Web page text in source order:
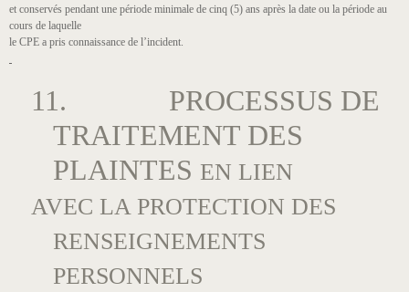
et conservés pendant une période minimale de cinq (5) ans après la date ou la période au
cours de laquelle
le CPE a pris connaissance de l’incident.
11. PROCESSUS DE
TRAITEMENT DES
PLAINTES EN LIEN
AVEC LA PROTECTION DES
RENSEIGNEMENTS
PERSONNELS